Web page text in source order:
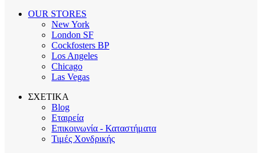
OUR STORES
New York
London SF
Cockfosters BP
Los Angeles
Chicago
Las Vegas
ΣΧΕΤΙΚΑ
Blog
Εταιρεία
Επικοινωνία - Καταστήματα
Τιμές Χονδρικής